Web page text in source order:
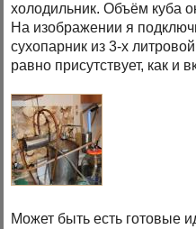
холодильник. Объём куба
На изображении я
сухопарник из 3-х
равно присутствует, как и
Может быть есть готовые